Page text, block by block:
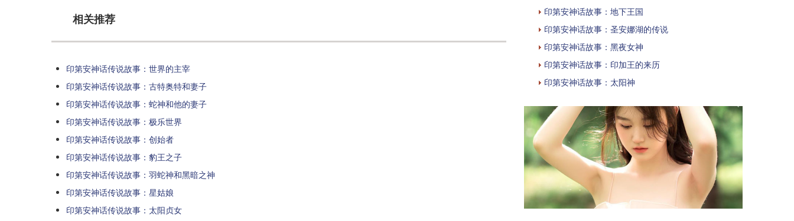
相关推荐
印第安神话传说故事：世界的主宰
印第安神话传说故事：古特奥特和妻子
印第安神话传说故事：蛇神和他的妻子
印第安神话传说故事：极乐世界
印第安神话传说故事：创始者
印第安神话传说故事：豹王之子
印第安神话传说故事：羽蛇神和黑暗之神
印第安神话传说故事：星姑娘
印第安神话传说故事：太阳贞女
印第安神话故事：地下王国
印第安神话故事：圣安娜湖的传说
印第安神话故事：黑夜女神
印第安神话故事：印加王的来历
印第安神话故事：太阳神